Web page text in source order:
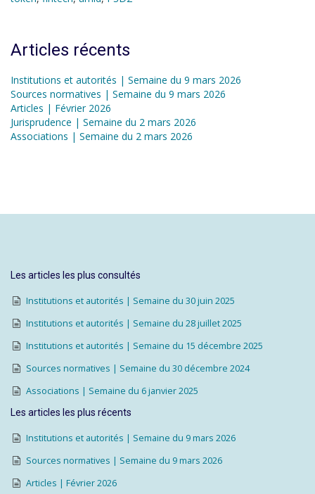
Articles récents
Institutions et autorités | Semaine du 9 mars 2026
Sources normatives | Semaine du 9 mars 2026
Articles | Février 2026
Jurisprudence | Semaine du 2 mars 2026
Associations | Semaine du 2 mars 2026
Les articles les plus consultés
Institutions et autorités | Semaine du 30 juin 2025
Institutions et autorités | Semaine du 28 juillet 2025
Institutions et autorités | Semaine du 15 décembre 2025
Sources normatives | Semaine du 30 décembre 2024
Associations | Semaine du 6 janvier 2025
Les articles les plus récents
Institutions et autorités | Semaine du 9 mars 2026
Sources normatives | Semaine du 9 mars 2026
Articles | Février 2026